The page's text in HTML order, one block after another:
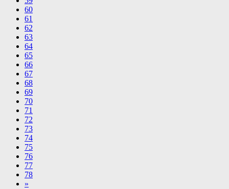
60
61
62
63
64
65
66
67
68
69
70
71
72
73
74
75
76
77
78
»